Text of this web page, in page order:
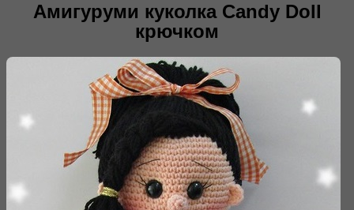
Амигуруми куколка Candy Doll
крючком